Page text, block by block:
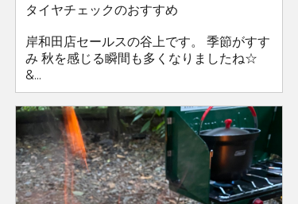
タイヤチェックのおすすめ
岸和田店セールスの谷上です。 季節がすす
み 秋を感じる瞬間も多くなりましたね☆
&...